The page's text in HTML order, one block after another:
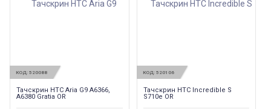
КОД: 520088
Тачскрин HTC Aria G9 A6366,
A6380 Gratia OR
КОД: 520106
Тачскрин HTC Incredible S
S710e OR